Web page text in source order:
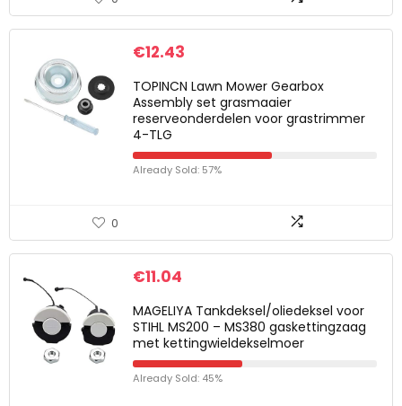
€12.43
TOPINCN Lawn Mower Gearbox
Assembly set grasmaaier
reserveonderdelen voor grastrimmer
4-TLG
Already Sold: 57%
0
€11.04
MAGELIYA Tankdeksel/oliedeksel voor
STIHL MS200 – MS380 gaskettingzaag
met kettingwieldekselmoer
Already Sold: 45%